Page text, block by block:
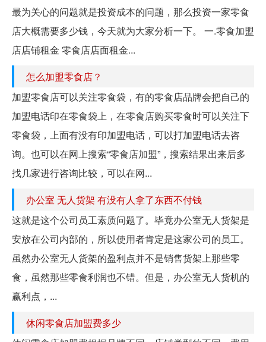
最为关心的问题就是投资成本的问题，那么投资一家零食
店大概需要多少钱，今天就为大家分析一下。 一.零食加盟
店店铺租金 零食店店面租金...
怎么加盟零食店？
加盟零食店可以关注零食袋，有的零食店品牌会把自己的
加盟电话印在零食袋上，在零食店购买零食时可以关注下
零食袋，上面有没有印加盟电话，可以打加盟电话去咨
询。也可以在网上搜索“零食店加盟”，搜索结果出来后多
找几家进行咨询比较，可以在网...
办公室 无人货架 有没有人拿了东西不付钱
这就是这个公司员工素质问题了。毕竟办公室无人货架是
安放在公司内部的，所以使用者肯定是这家公司的员工。
虽然办公室无人货架的盈利点并不是销售货架上那些零
食，虽然那些零食利润也不错。但是，办公室无人货机的
赢利点，...
休闲零食店加盟费多少